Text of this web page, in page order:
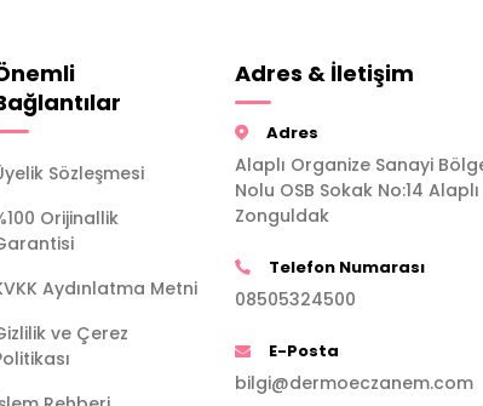
Sözleşmesi
Orijinallik
Aydınlatma Metni
ve Çerez
Adres & İletişim
Adres
Alaplı Organize Sanayi
Nolu OSB Sokak No:14
Zonguldak
Telefon Numarası
08505324500
E-Posta
bilgi@dermoeczanem.com